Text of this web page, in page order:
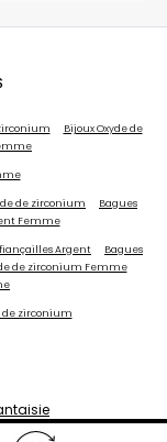
Bijoux Oxyde de
de zirconium
Bagues
Femme
Argent
Bagues
de zirconium Femme
de zirconium